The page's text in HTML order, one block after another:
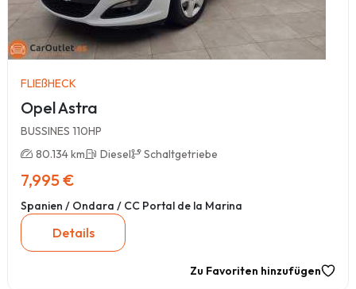
FLIEßHECK
Opel Astra
BUSSINES 110HP
80.134 km
Diesel Schaltgetriebe
7,995 €
Spanien / Ondara / CC Portal de la Marina
Details
Zu Favoriten hinzufügen